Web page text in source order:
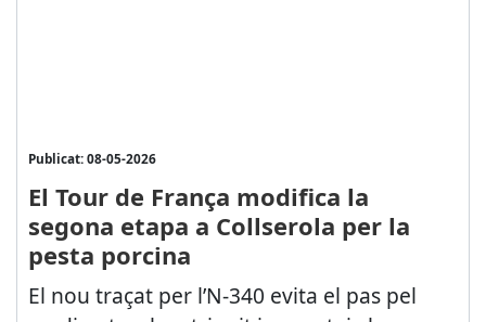
Publicat: 08-05-2026
El Tour de França modifica la
segona etapa a Collserola per la
pesta porcina
El nou traçat per l’N-340 evita el pas pel